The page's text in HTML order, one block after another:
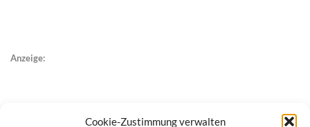
Cookie-Zustimmung verwalten
Anzeige: